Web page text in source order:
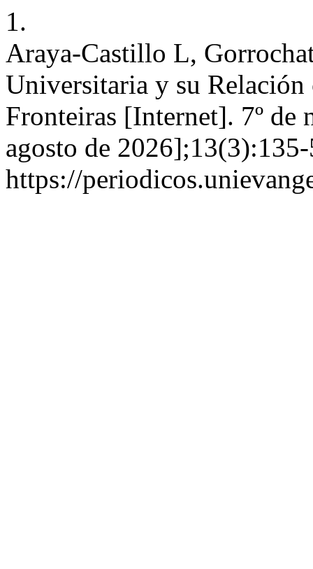
1.
Araya-Castillo L,
Universitaria y su
Fronteiras [Internet]. 7º de
agosto de
https://